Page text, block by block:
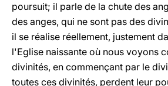
poursuit; il parle de la chute des
des anges, qui ne sont pas des
il se réalise réellement, justement
l'Eglise naissante où nous voyons
divinités, en commençant par le
toutes ces divinités, perdent leur